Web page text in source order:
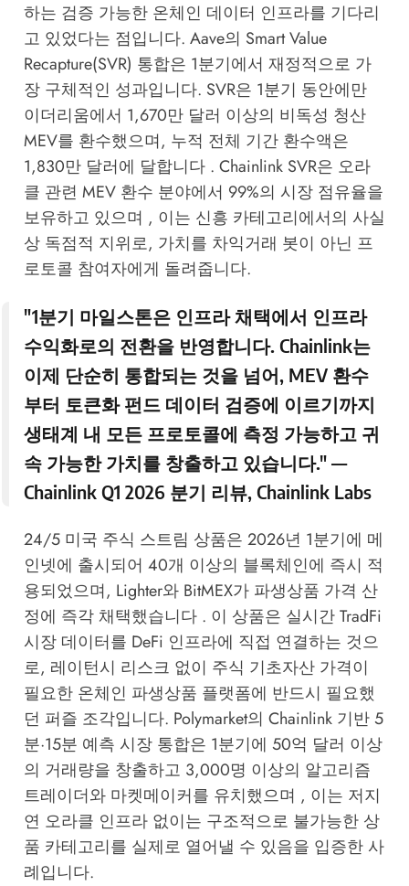
하는 검증 가능한 온체인 데이터 인프라를 기다리
고 있었다는 점입니다. Aave의 Smart Value
Recapture(SVR) 통합은 1분기에서 재정적으로 가
장 구체적인 성과입니다. SVR은 1분기 동안에만
이더리움에서 1,670만 달러 이상의 비독성 청산
MEV를 환수했으며, 누적 전체 기간 환수액은
1,830만 달러에 달합니다 . Chainlink SVR은 오라
클 관련 MEV 환수 분야에서 99%의 시장 점유율을
보유하고 있으며 , 이는 신흥 카테고리에서의 사실
상 독점적 지위로, 가치를 차익거래 봇이 아닌 프
로토콜 참여자에게 돌려줍니다.
"1분기 마일스톤은 인프라 채택에서 인프라
수익화로의 전환을 반영합니다. Chainlink는
이제 단순히 통합되는 것을 넘어, MEV 환수
부터 토큰화 펀드 데이터 검증에 이르기까지
생태계 내 모든 프로토콜에 측정 가능하고 귀
속 가능한 가치를 창출하고 있습니다." —
Chainlink Q1 2026 분기 리뷰, Chainlink Labs
24/5 미국 주식 스트림 상품은 2026년 1분기에 메
인넷에 출시되어 40개 이상의 블록체인에 즉시 적
용되었으며, Lighter와 BitMEX가 파생상품 가격 산
정에 즉각 채택했습니다 . 이 상품은 실시간 TradFi
시장 데이터를 DeFi 인프라에 직접 연결하는 것으
로, 레이턴시 리스크 없이 주식 기초자산 가격이
필요한 온체인 파생상품 플랫폼에 반드시 필요했
던 퍼즐 조각입니다. Polymarket의 Chainlink 기반 5
분·15분 예측 시장 통합은 1분기에 50억 달러 이상
의 거래량을 창출하고 3,000명 이상의 알고리즘
트레이더와 마켓메이커를 유치했으며 , 이는 저지
연 오라클 인프라 없이는 구조적으로 불가능한 상
품 카테고리를 실제로 열어낼 수 있음을 입증한 사
례입니다.